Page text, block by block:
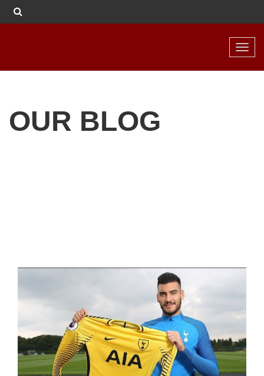
OUR BLOG